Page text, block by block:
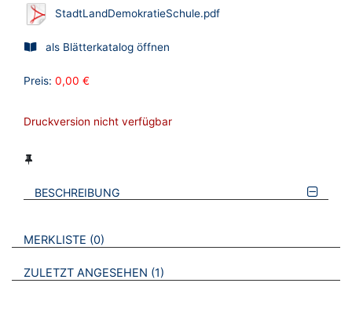
StadtLandDemokratieSchule.pdf
als Blätterkatalog öffnen
Preis: 0,00 €
Druckversion nicht verfügbar
BESCHREIBUNG
VERWEISE AUF VERMERKTE- ODER ZULETZT ANGESEHENE
MERKLISTE 0 BROSCHÜREN
ZULETZT ANGESEHEN 1 BROSCHÜREN